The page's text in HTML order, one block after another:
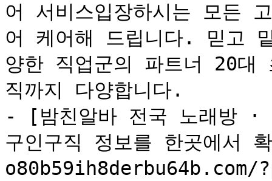
어 서비스입장하시는 모든
어 케어해 드립니다. 믿고
양한 직업군의 파트너 20대
직까지 다양합니다.
- [밤친알바 전국 노래방 ·
구인구직 정보를 한곳에
o80b59ih8derbu64b.com/